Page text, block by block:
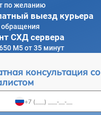
по желанию
выезд курьера
обращения
СХД сервера
M5 от 35 минут
консультация со